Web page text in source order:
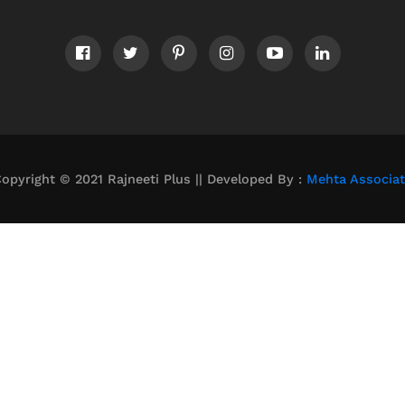
© 2021 Rajneeti Plus || Developed By : Mehta